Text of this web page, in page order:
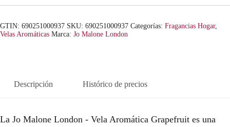
GTIN: 690251000937 SKU: 690251000937 Categorías: Fragancias Hogar,
Velas Aromáticas Marca: Jo Malone London
Descripción Histórico de precios
La Jo Malone London - Vela Aromática Grapefruit es una